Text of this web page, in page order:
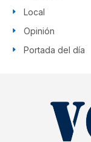
Local
Opinión
Portada del día